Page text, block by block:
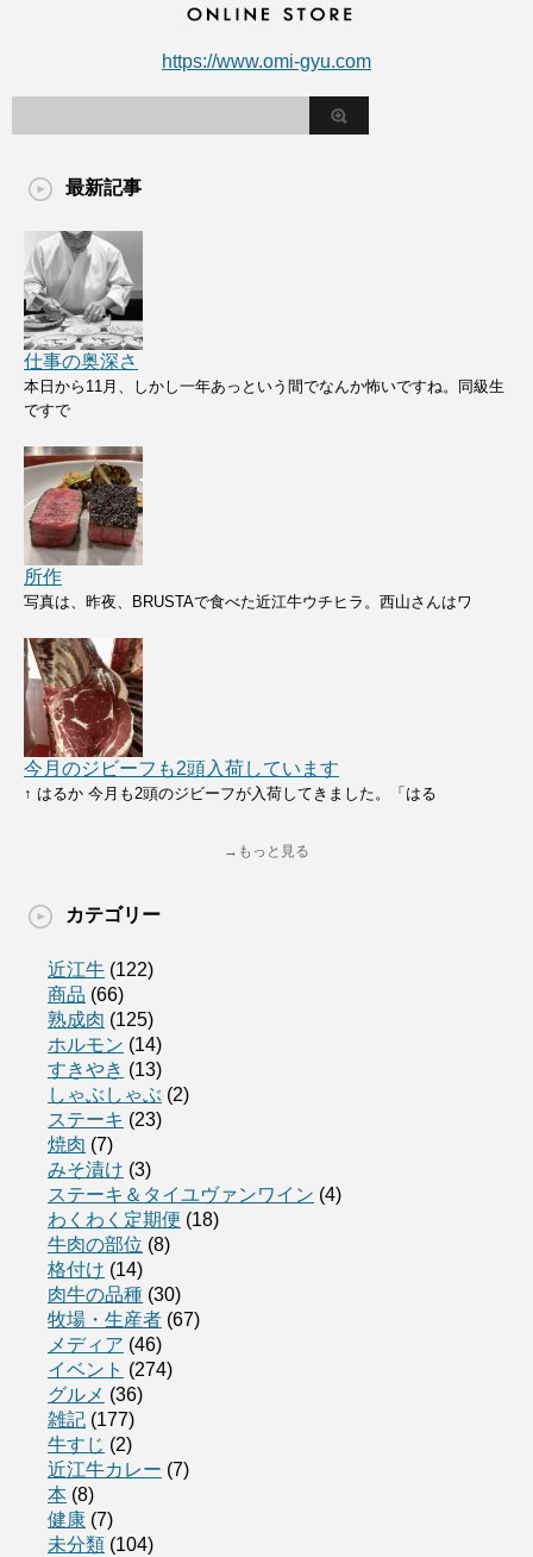
https://www.omi-gyu.com
最新記事
仕事の奥深さ
本日から11月、しかし一年あっという間でなんか怖いですね。同級生
ですで
所作
写真は、昨夜、BRUSTAで食べた近江牛ウチヒラ。西山さんはワ
今月のジビーフも2頭入荷しています
↑ はるか 今月も2頭のジビーフが入荷してきました。「はる
→もっと見る
カテゴリー
近江牛 (122)
商品 (66)
熟成肉 (125)
ホルモン (14)
すきやき (13)
しゃぶしゃぶ (2)
ステーキ (23)
焼肉 (7)
みそ漬け (3)
ステーキ＆タイユヴァンワイン (4)
わくわく定期便 (18)
牛肉の部位 (8)
格付け (14)
肉牛の品種 (30)
牧場・生産者 (67)
メディア (46)
イベント (274)
グルメ (36)
雑記 (177)
牛すじ (2)
近江牛カレー (7)
本 (8)
健康 (7)
未分類 (104)